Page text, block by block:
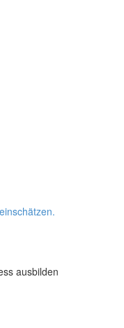
ausbilden